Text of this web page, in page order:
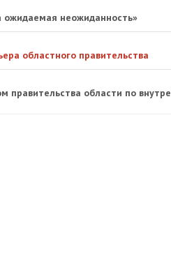
ожидаемая неожиданность»
областного правительства
правительства области по